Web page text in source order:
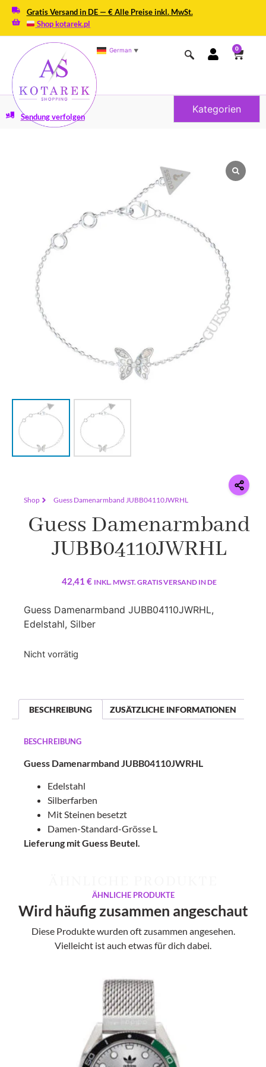
Gratis Versand in DE — € Alle Preise inkl. MwSt.
Shop kotarek.pl
German ▼ 0
Kategorien
Sendung verfolgen
Shop Guess Damenarmband JUBB04110JWRHL
Guess Damenarmband
JUBB04110JWRHL
42,41 € INKL. MWST. GRATIS VERSAND IN DE
Guess Damenarmband JUBB04110JWRHL,
Edelstahl, Silber
Nicht vorrätig
BESCHREIBUNG ZUSÄTZLICHE INFORMATIONEN
BESCHREIBUNG
Guess Damenarmband JUBB04110JWRHL
Edelstahl
Silberfarben
Mit Steinen besetzt
Damen-Standard-Grösse L
Lieferung mit Guess Beutel.
ÄHNLICHE PRODUKTE
Wird häufig zusammen angeschaut
Diese Produkte wurden oft zusammen angesehen.
Vielleicht ist auch etwas für dich dabei.